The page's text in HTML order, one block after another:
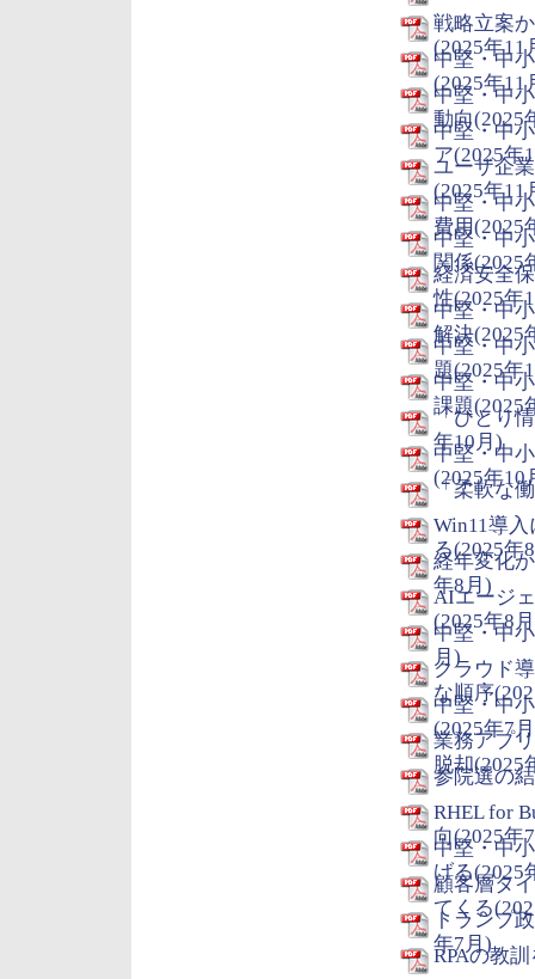
戦略立案
(2025年11
中堅・中
(2025年11
中堅・中
動向(2025
中堅・中
ア(2025年
ユーザ企
(2025年11
中堅・中
費用(2025
中堅・中
関係(2025
経済安全
性(2025年
中堅・中
解決(2025
中堅・中
題(2025年
中堅・中
課題(2025
「ひとり
年10月)
中堅・中
(2025年10
「柔軟な
Win11導
る(2025年
経年変化
年8月)
AIエージ
(2025年8
中堅・中
月)
クラウド
な順序
中堅・中
(2025年7
業務アプ
脱却(2025
参院選の
RHEL for
向(2025年
中堅・中
げる(2025
顧客層タ
てくる
トランプ
年7月)
RPAの教